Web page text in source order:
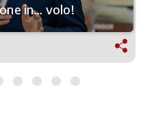
in… volo!